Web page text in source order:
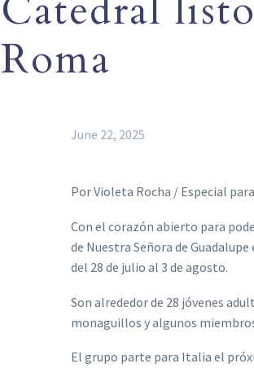
Roma
June 22, 2025
Por Violeta Rocha / Especial
Con el corazón abierto para
de Nuestra Señora de
del 28 de julio al 3 de agosto.
Son alrededor de 28 jóvenes
monaguillos y algunos
El grupo parte para Italia el